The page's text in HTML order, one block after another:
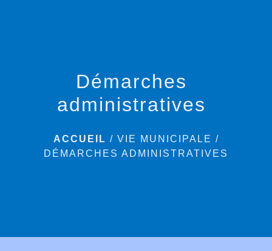
Démarches
administratives
ACCUEIL / VIE MUNICIPALE /
DÉMARCHES ADMINISTRATIVES